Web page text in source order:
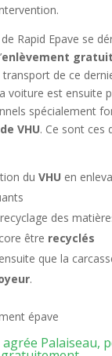
Rapid Epave se
enlèvement
transport de ce
voiture est ensuite
spécialement
VHU. Ce sont ces
du VHU en
des
être recyclés
que la
.
Palaiseau,